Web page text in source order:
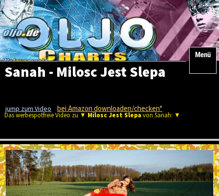
Menü
Sanah - Milosc Jest Slepa
jump zum Video bei Amazon downloaden/checken*
Das werbespotfreie Video zu ▼ Milosc Jest Slepavon Sanah: ▼